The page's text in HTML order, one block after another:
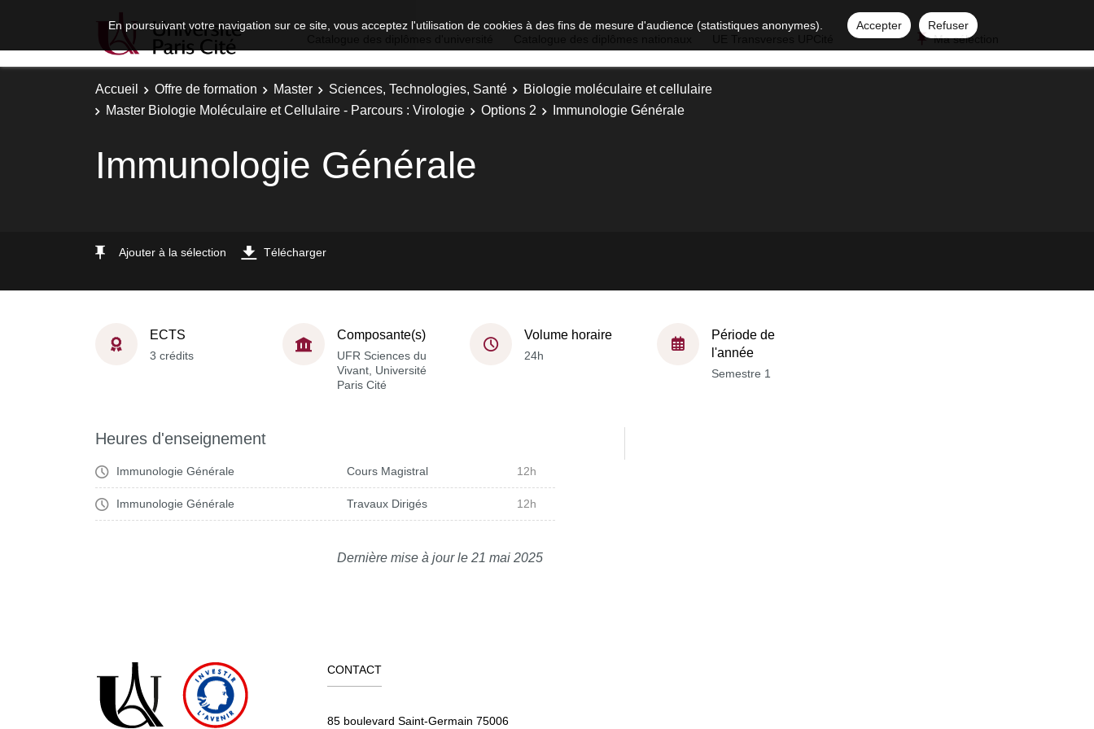
En poursuivant votre navigation sur ce site, vous acceptez l'utilisation de cookies à des fins de mesure d'audience (statistiques anonymes). Accepter
Refuser
Ma sélection
Accueil Offre de formation Master Sciences, Technologies, Santé
Biologie moléculaire et cellulaire
Master Biologie Moléculaire et Cellulaire - Parcours : Virologie
Options 2 Immunologie Générale
Immunologie Générale
Ajouter à la sélection Télécharger
ECTS
3 crédits
Composante(s)
UFR Sciences du
Vivant, Université
Paris Cité
Volume horaire
24h
Période de
l'année
Semestre 1
Heures d'enseignement
Immunologie Générale Cours Magistral 12h
Immunologie Générale Travaux Dirigés 12h
Dernière mise à jour le 21 mai 2025
CONTACT
85 boulevard Saint-Germain 75006